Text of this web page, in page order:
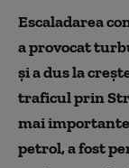
Escaladarea
a provocat
și a dus la
traficul prin
mai
petrol, a fost